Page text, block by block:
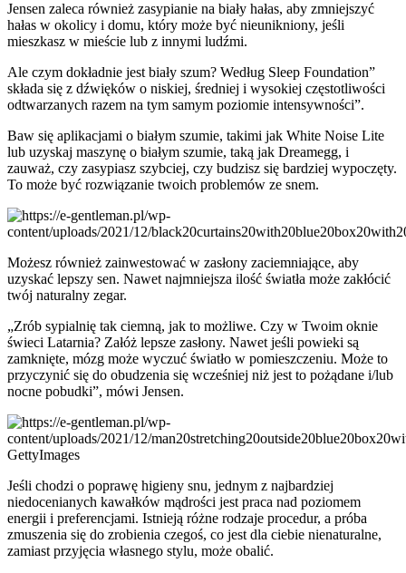
Jensen zaleca również zasypianie na biały hałas, aby zmniejszyć
hałas w okolicy i domu, który może być nieunikniony, jeśli
mieszkasz w mieście lub z innymi ludźmi.
Ale czym dokładnie jest biały szum? Według Sleep Foundation”
składa się z dźwięków o niskiej, średniej i wysokiej częstotliwości
odtwarzanych razem na tym samym poziomie intensywności”.
Baw się aplikacjami o białym szumie, takimi jak White Noise Lite
lub uzyskaj maszynę o białym szumie, taką jak Dreamegg, i
zauważ, czy zasypiasz szybciej, czy budzisz się bardziej wypoczęty.
To może być rozwiązanie twoich problemów ze snem.
Możesz również zainwestować w zasłony zaciemniające, aby
uzyskać lepszy sen. Nawet najmniejsza ilość światła może zakłócić
twój naturalny zegar.
„Zrób sypialnię tak ciemną, jak to możliwe. Czy w Twoim oknie
świeci Latarnia? Załóż lepsze zasłony. Nawet jeśli powieki są
zamknięte, mózg może wyczuć światło w pomieszczeniu. Może to
przyczynić się do obudzenia się wcześniej niż jest to pożądane i/lub
nocne pobudki”, mówi Jensen.
GettyImages
Jeśli chodzi o poprawę higieny snu, jednym z najbardziej
niedocenianych kawałków mądrości jest praca nad poziomem
energii i preferencjami. Istnieją różne rodzaje procedur, a próba
zmuszenia się do zrobienia czegoś, co jest dla ciebie nienaturalne,
zamiast przyjęcia własnego stylu, może obalić.